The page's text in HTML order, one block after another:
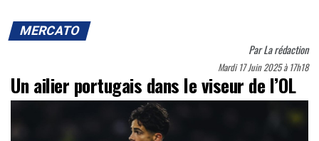
MERCATO
ParLa rédaction
Mardi 17 Juin 2025 à 17h18
Un ailier portugais dans le viseur de l’OL